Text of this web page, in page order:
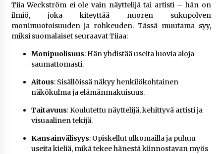
Tiia Weckström ei ole vain näyttelijä tai artisti – hän on
ilmiö, joka kiteyttää nuoren sukupolven
monimuotoisuuden ja rohkeuden. Tässä muutama syy,
miksi suomalaiset seuraavat Tiiaa:
Monipuolisuus: Hän yhdistää useita luovia aloja
saumattomasti.
Aitous: Sisällöissä näkyy henkilökohtainen
näkökulma ja elämänmakuisuus.
Taitavuus: Koulutettu näyttelijä, kehittyvä artisti ja
visuaalinen tekijä.
Kansainvälisyys: Opiskellut ulkomailla ja puhuu
useita kieliä, mikä tekee hänestä kiinnostavan myös